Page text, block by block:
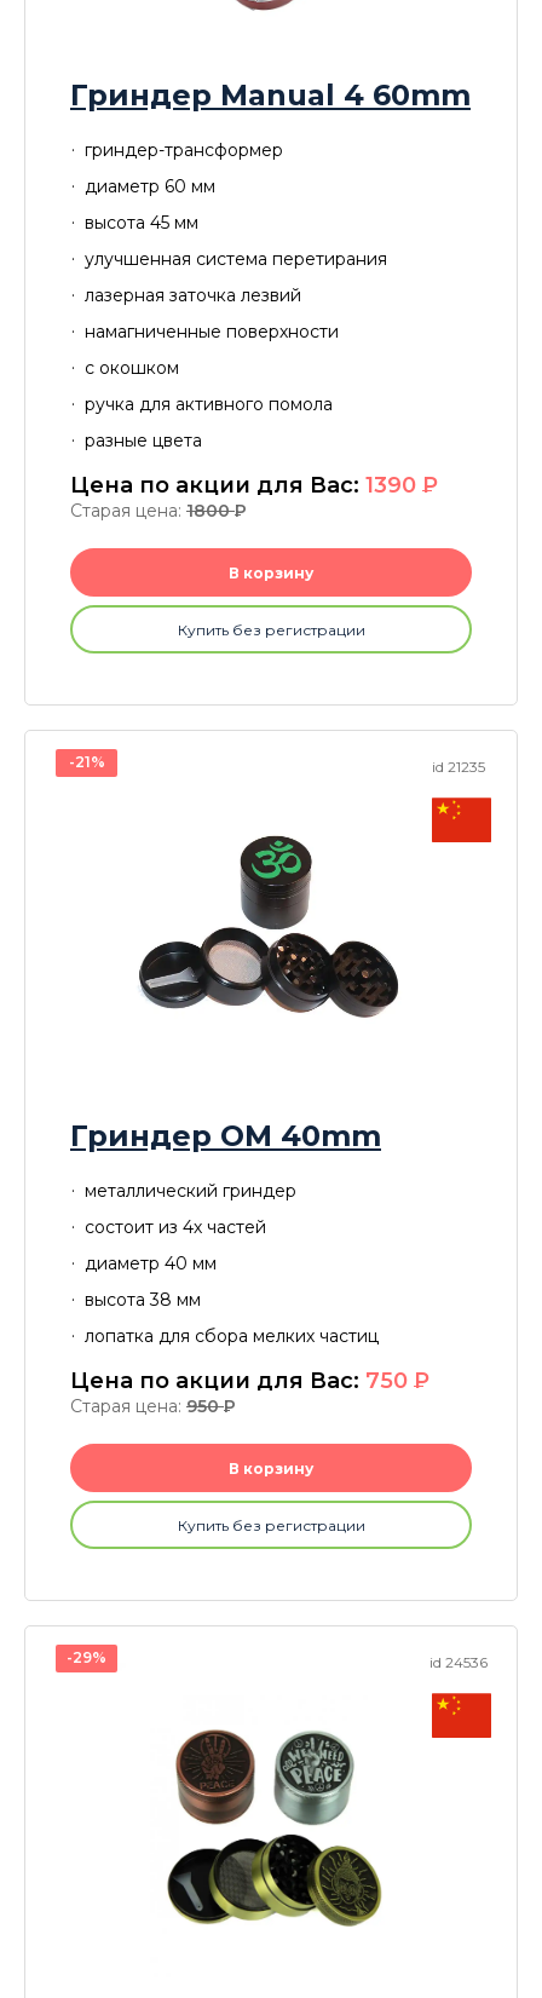
Гриндер Manual 4 60mm
гриндер-трансформер
диаметр 60 мм
высота 45 мм
улучшенная система перетирания
лазерная заточка лезвий
намагниченные поверхности
с окошком
ручка для активного помола
разные цвета
Цена по акции для Вас: 1390 P
Старая цена: 1800P
В корзину
Купить без регистрации
id 21235
-21%
Гриндер OM 40mm
металлический гриндер
состоит из 4х частей
диаметр 40 мм
высота 38 мм
лопатка для сбора мелких частиц
Цена по акции для Вас: 750 P
Старая цена: 950P
В корзину
Купить без регистрации
id 24536
-29%